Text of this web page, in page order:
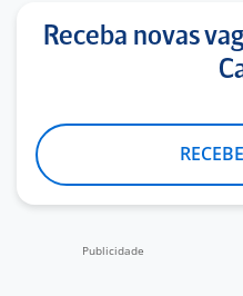
Receba novas